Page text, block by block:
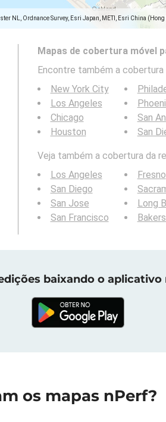
NL, Ordnance Survey, Esri Japan, METI, Esri China
Mapas de cobertura móvel
Encontre também a
New York City
Los Angeles
Chicago
Houston
San
San
Veja também a cobertura da
Los Angeles
San Diego
San Jose
San Francisco
Fresno
Long
baixando o aplicativo
os mapas nPerf?